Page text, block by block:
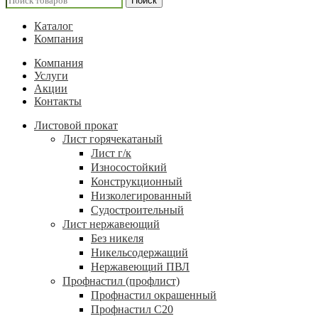
Каталог
Компания
Компания
Услуги
Акции
Контакты
Листовой прокат
Лист горячекатаный
Лист г/к
Износостойкий
Конструкционный
Низколегированный
Судостроительный
Лист нержавеющий
Без никеля
Никельсодержащий
Нержавеющий ПВЛ
Профнастил (профлист)
Профнастил окрашенный
Профнастил С20